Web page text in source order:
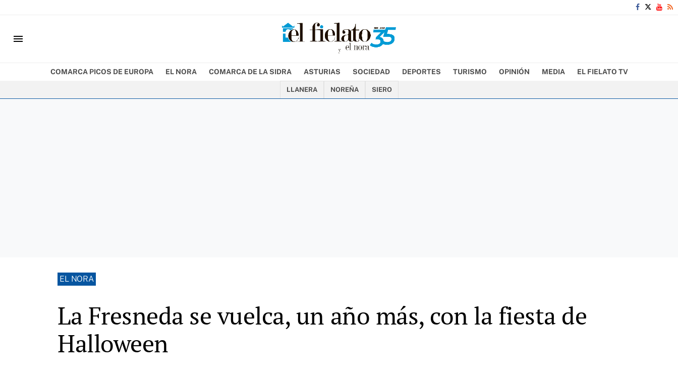
menu
COMARCA PICOS DE EUROPA EL NORA COMARCA DE LA SIDRA ASTURIAS SOCIEDAD DEPORTES TURISMO OPINIÓN MEDIA EL FIELATO TV
LLANERA NOREÑA SIERO
EL NORA
La Fresneda se vuelca, un año más, con la fiesta de
Halloween